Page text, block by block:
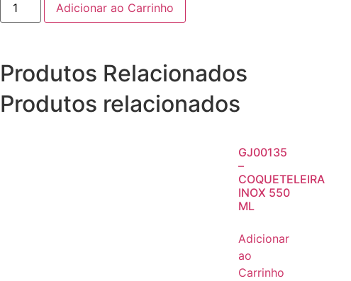
Adicionar ao Carrinho
Produtos Relacionados
Produtos relacionados
GJ00135
–
COQUETELEIRA
INOX 550
ML
Adicionar
ao
Carrinho